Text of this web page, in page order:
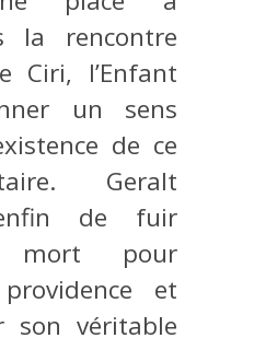
la rencontre
Ciri, l’Enfant
un sens
de ce
Geralt
de fuir
mort pour
et
son véritable